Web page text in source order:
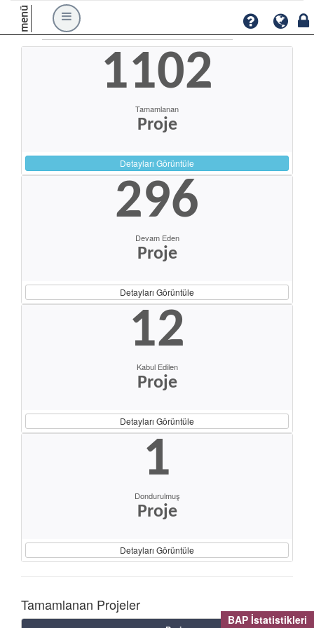
BAP İstatistikleri
menü
1102
Tamamlanan
Proje
Detayları Görüntüle
296
Devam Eden
Proje
Detayları Görüntüle
12
Kabul Edilen
Proje
Detayları Görüntüle
1
Dondurulmuş
Proje
Detayları Görüntüle
Tamamlanan Projeler